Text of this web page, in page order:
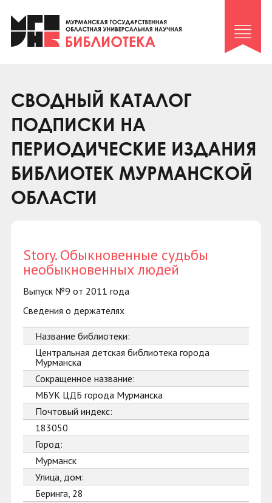
Клуб «Гиря и сельдерей»
Клуб «Семейный архив»
Коллегам
Контакты
СВОДНЫЙ КАТАЛОГ
ПОДПИСКИ НА
ПЕРИОДИЧЕСКИЕ ИЗДАНИЯ
БИБЛИОТЕК МУРМАНСКОЙ
ОБЛАСТИ
Story. Обыкновенные судьбы
необыкновенных людей
Выпуск №9 от 2011 года
Сведения о держателях
Название библиотеки:
Центральная детская библиотека города
Мурманска
Сокращенное название:
МБУК ЦДБ города Мурманска
Почтовый индекс:
183050
Город:
Мурманск
Улица, дом:
Беринга, 28